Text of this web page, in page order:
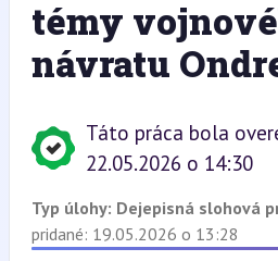
témy
návratu
Táto práca bola
22.05.2026 o 14:30
Typ úlohy: Dejepisná slohová
pridané: 19.05.2026 o 13:28